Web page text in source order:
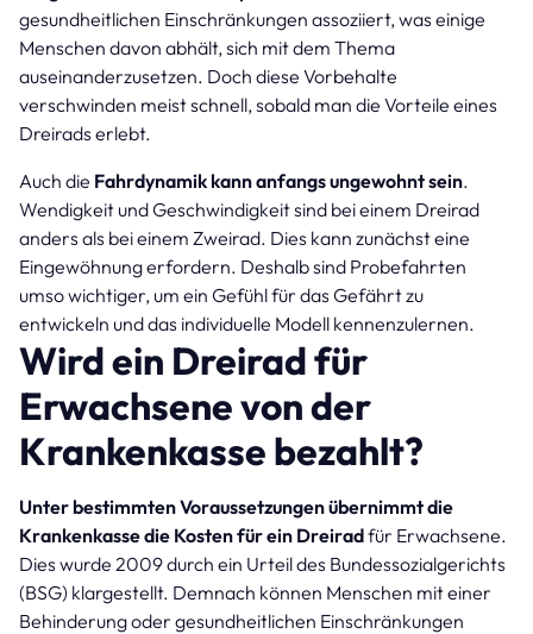
gesundheitlichen Einschränkungen assoziiert, was einige
Menschen davon abhält, sich mit dem Thema
auseinanderzusetzen. Doch diese Vorbehalte
verschwinden meist schnell, sobald man die Vorteile eines
Dreirads erlebt.
Auch die Fahrdynamik kann anfangs ungewohnt sein.
Wendigkeit und Geschwindigkeit sind bei einem Dreirad
anders als bei einem Zweirad. Dies kann zunächst eine
Eingewöhnung erfordern. Deshalb sind Probefahrten
umso wichtiger, um ein Gefühl für das Gefährt zu
entwickeln und das individuelle Modell kennenzulernen.
Wird ein Dreirad für
Erwachsene von der
Krankenkasse bezahlt?
Unter bestimmten Voraussetzungen übernimmt die
Krankenkasse die Kosten für ein Dreiradfür Erwachsene.
Dies wurde 2009 durch ein Urteil des Bundessozialgerichts
(BSG) klargestellt. Demnach können Menschen mit einer
Behinderung oder gesundheitlichen Einschränkungen